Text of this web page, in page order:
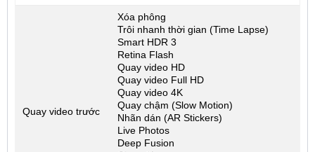
Quay video trước
Xóa phông
Trôi nhanh thời gian (Time Lapse)
Smart HDR 3
Retina Flash
Quay video HD
Quay video Full HD
Quay video 4K
Quay chậm (Slow Motion)
Nhãn dán (AR Stickers)
Live Photos
Deep Fusion